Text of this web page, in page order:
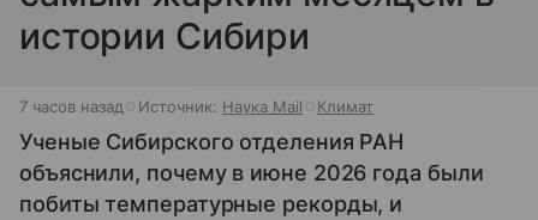
истории Сибири
7 часов назад Источник: Наука Mail Климат
Ученые Сибирского отделения РАН
объяснили, почему в июне 2026 года были
побиты температурные рекорды, и